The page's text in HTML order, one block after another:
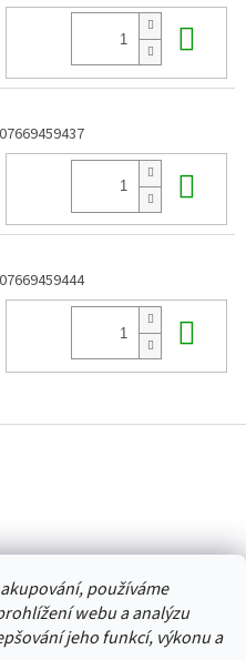
používáme
webu a analýzu
jeho funkcí, výkonu a